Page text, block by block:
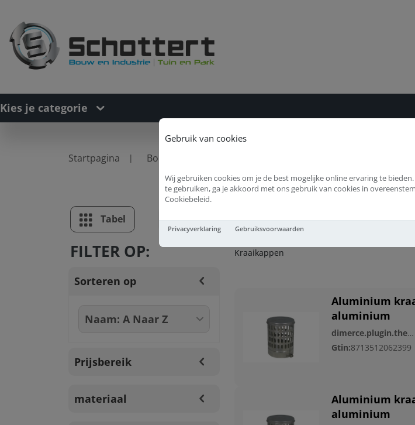
Gebruik van cookies
Wij gebruiken cookies om je de best mogelijke online ervaring te
te gebruiken, ga je akkoord met ons gebruik van cookies in
Cookiebeleid.
Privacyverklaring Gebruiksvoorwaarden
Kies je categorie
Startpagina Bouwproducten
Tabel Lijst
FILTER OP:
Sorteren op
Prijsbereik
materiaal
Kraaikappen
Kraaikappen
Aluminium
aluminium
dimerce.plugin.theme.productnr:
Gtin:8713512062399
Aluminium
aluminium